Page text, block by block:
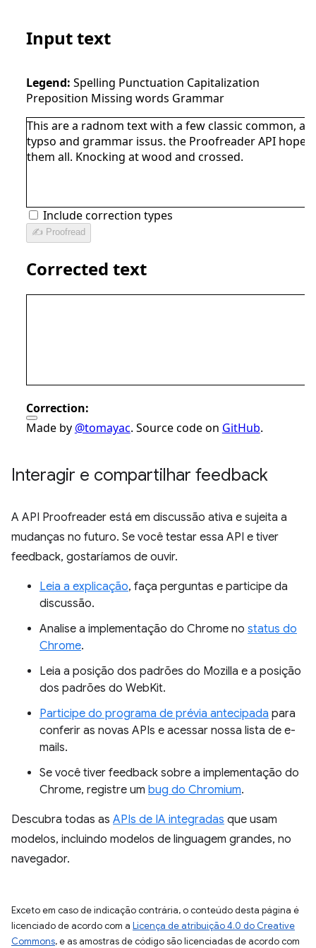
Interagir e compartilhar feedback
A API Proofreader está em discussão ativa e sujeita a
mudanças no futuro. Se você testar essa API e tiver
feedback, gostaríamos de ouvir.
Leia a explicação, faça perguntas e participe da
discussão.
Analise a implementação do Chrome no status do
Chrome.
Leia a posição dos padrões do Mozilla e a posição
dos padrões do WebKit.
Participe do programa de prévia antecipada para
conferir as novas APIs e acessar nossa lista de e-
mails.
Se você tiver feedback sobre a implementação do
Chrome, registre um bug do Chromium.
Descubra todas as APIs de IA integradas que usam
modelos, incluindo modelos de linguagem grandes, no
navegador.
Exceto em caso de indicação contrária, o conteúdo desta página é
licenciado de acordo com a Licença de atribuição 4.0 do Creative
Commons, e as amostras de código são licenciadas de acordo com